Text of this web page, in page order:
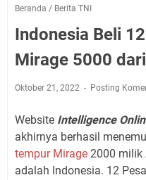
Beranda / Berita TNI
Indonesia Beli
Mirage 5000
Oktober 21, 2022 Posting
Website Intelligence
akhirnya berhasil
tempur Mirage 2000 milik
adalah Indonesia. 12